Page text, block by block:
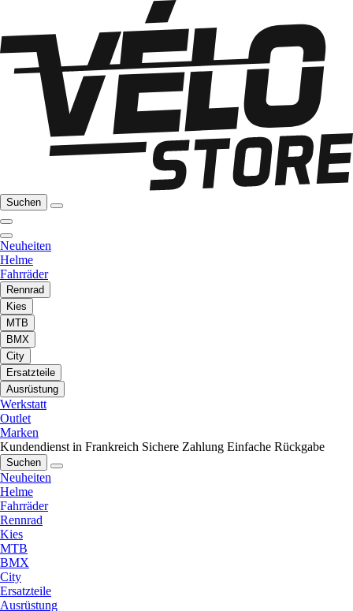
Suchen
Neuheiten
Helme
Fahrräder
Rennrad
Kies
MTB
BMX
City
Ersatzteile
Ausrüstung
Werkstatt
Outlet
Marken
Kundendienst in Frankreich Sichere Zahlung Einfache Rückgabe
Suchen
Neuheiten
Helme
Fahrräder
Rennrad
Kies
MTB
BMX
City
Ersatzteile
Ausrüstung